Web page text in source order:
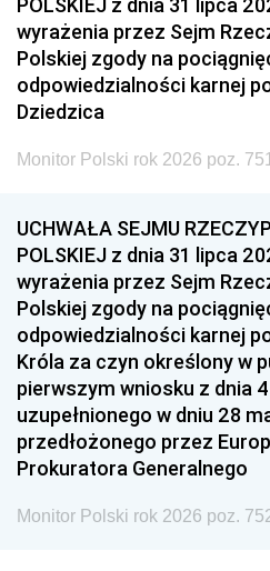
wyrażenia przez Sejm
Polskiej zgody na
odpowiedzialności karnej
Dziedzica
Monitor Polski rok 2026 poz. 751
UCHWAŁA SEJMU
POLSKIEJ z dnia 31 lipca
wyrażenia przez Sejm
Polskiej zgody na
odpowiedzialności karnej
Króla za czyn określony w
pierwszym wniosku z dnia
uzupełnionego w dniu 28
przedłożonego przez
Prokuratora Generalnego
Monitor Polski rok 2026 poz.